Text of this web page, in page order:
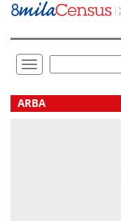
Vai
direttamente
Toggle
navigation
.
ARBA